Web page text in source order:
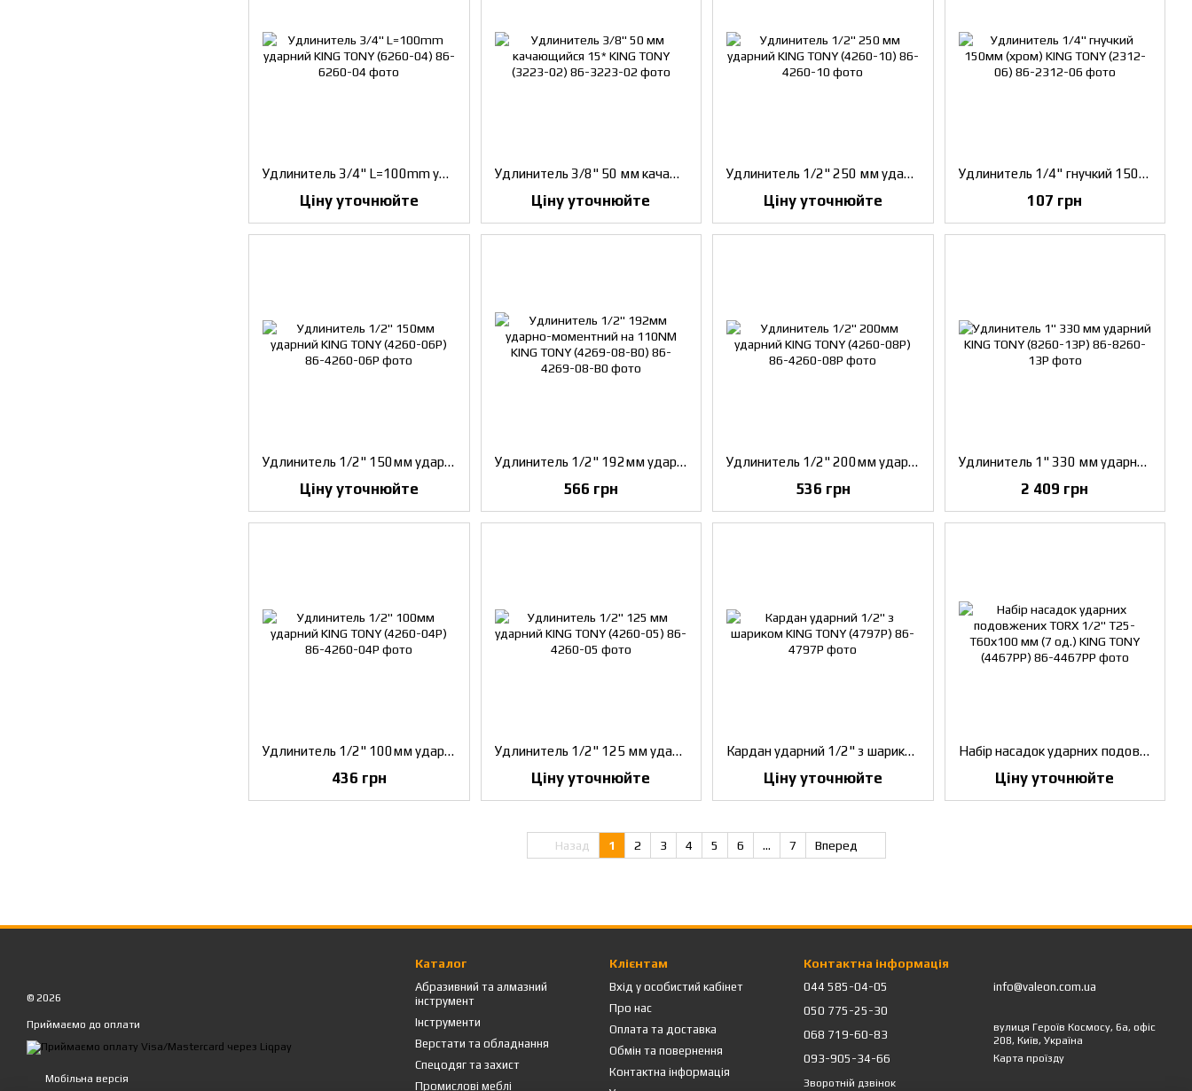
Удлинитель 3/4" L=100mm ударний KING TONY (6260-04)
Ціну уточнюйте
Удлинитель 3/8" 50 мм качающийся 15* KING TONY (3223-02)
Ціну уточнюйте
Удлинитель 1/2" 250 мм ударний KING TONY (4260-10)
Ціну уточнюйте
Удлинитель 1/4" гнучкий 150мм (хром) KING TONY (2312-06)
107 грн
Удлинитель 1/2" 150мм ударний KING TONY (4260-06P)
Ціну уточнюйте
Удлинитель 1/2" 192мм ударно-моментний на 110NM KING TONY (4269-08-B0)
566 грн
Удлинитель 1/2" 200мм ударний KING TONY (4260-08P)
536 грн
Удлинитель 1" 330 мм ударний KING TONY (8260-13P)
2 409 грн
Удлинитель 1/2" 100мм ударний KING TONY (4260-04P)
436 грн
Удлинитель 1/2" 125 мм ударний KING TONY (4260-05)
Ціну уточнюйте
Кардан ударний 1/2" з шариком KING TONY (4797P)
Ціну уточнюйте
Набір насадок ударних подовжених TORX 1/2" Т25-Т60х100 мм (7 од.) KING TONY (4467PP)
Ціну уточнюйте
Назад 1 2 3 4 5 6 ... 7 Вперед
© 2026
Приймаємо до оплати
Мобільна версія
Каталог
Абразивний та алмазний
інструмент
Інструменти
Верстати та обладнання
Спецодяг та захист
Промислові меблі
Клієнтам
Вхід у особистий кабінет
Про нас
Оплата та доставка
Обмін та повернення
Контактна інформація
Контактна інформація
044 585-04-05
050 775-25-30
068 719-60-83
093-905-34-66
Зворотній дзвінок
info@valeon.com.ua
вулиця Героїв Космосу, 6а, офіс
208, Київ, Україна
Карта проїзду